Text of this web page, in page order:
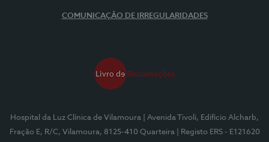
COMUNICAÇÃO DE IRREGULARIDADES
Hospital da Luz Clínica de Vilamoura
| Avenida Tivoli, Edifício Alcharb,
Fração E, R/C, Vilamoura, 8125-410 Quarteira
| Registo ERS - E121620